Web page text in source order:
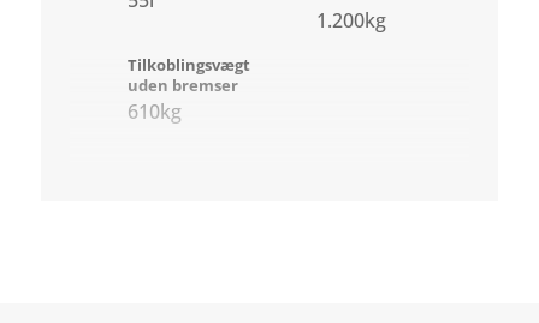
1.200kg
Tilkoblingsvægt
uden bremser
610kg